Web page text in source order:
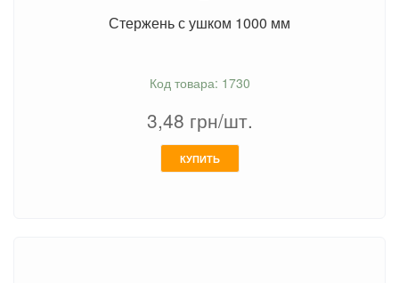
Стержень с ушком 1000 мм
Код товара: 1730
3,48 грн/шт.
КУПИТЬ